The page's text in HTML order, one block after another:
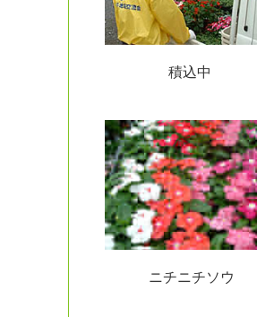
積込中
ニチニチソウ